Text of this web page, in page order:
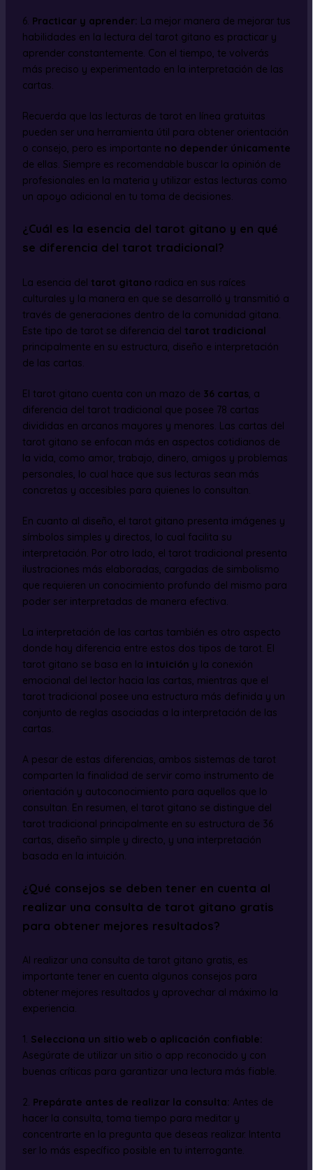
6. Practicar y aprender: La mejor manera de mejorar tus
habilidades en la lectura del tarot gitano es practicar y
aprender constantemente. Con el tiempo, te volverás
más preciso y experimentado en la interpretación de las
cartas.
Recuerda que las lecturas de tarot en línea gratuitas
pueden ser una herramienta útil para obtener orientación
o consejo, pero es importante no depender únicamente
de ellas. Siempre es recomendable buscar la opinión de
profesionales en la materia y utilizar estas lecturas como
un apoyo adicional en tu toma de decisiones.
¿Cuál es la esencia del tarot gitano y en qué
se diferencia del tarot tradicional?
La esencia del tarot gitanoradica en sus raíces
culturales y la manera en que se desarrolló y transmitió a
través de generaciones dentro de la comunidad gitana.
Este tipo de tarot se diferencia del tarot tradicional
principalmente en su estructura, diseño e interpretación
de las cartas.
El tarot gitano cuenta con un mazo de 36 cartas, a
diferencia del tarot tradicional que posee 78 cartas
divididas en arcanos mayores y menores. Las cartas del
tarot gitano se enfocan más en aspectos cotidianos de
la vida, como amor, trabajo, dinero, amigos y problemas
personales, lo cual hace que sus lecturas sean más
concretas y accesibles para quienes lo consultan.
En cuanto al diseño, el tarot gitano presenta imágenes y
símbolos simples y directos, lo cual facilita su
interpretación. Por otro lado, el tarot tradicional presenta
ilustraciones más elaboradas, cargadas de simbolismo
que requieren un conocimiento profundo del mismo para
poder ser interpretadas de manera efectiva.
La interpretación de las cartas también es otro aspecto
donde hay diferencia entre estos dos tipos de tarot. El
tarot gitano se basa en la intuición y la conexión
emocional del lector hacia las cartas, mientras que el
tarot tradicional posee una estructura más definida y un
conjunto de reglas asociadas a la interpretación de las
cartas.
A pesar de estas diferencias, ambos sistemas de tarot
comparten la finalidad de servir como instrumento de
orientación y autoconocimiento para aquellos que lo
consultan. En resumen, el tarot gitano se distingue del
tarot tradicional principalmente en su estructura de 36
cartas, diseño simple y directo, y una interpretación
basada en la intuición.
¿Qué consejos se deben tener en cuenta al
realizar una consulta de tarot gitano gratis
para obtener mejores resultados?
Al realizar una consulta de tarot gitano gratis, es
importante tener en cuenta algunos consejos para
obtener mejores resultados y aprovechar al máximo la
experiencia.
1. Selecciona un sitio web o aplicación confiable:
Asegúrate de utilizar un sitio o app reconocido y con
buenas críticas para garantizar una lectura más fiable.
2. Prepárate antes de realizar la consulta: Antes de
hacer la consulta, toma tiempo para meditar y
concentrarte en la pregunta que deseas realizar. Intenta
ser lo más específico posible en tu interrogante.